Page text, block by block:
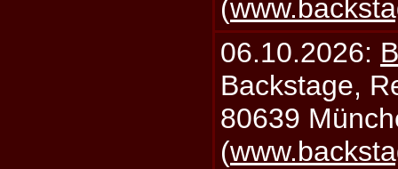
(
06.10.2026:
Backstage,
80639
(